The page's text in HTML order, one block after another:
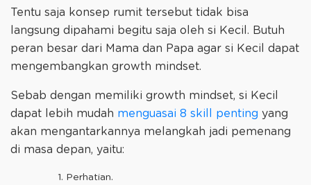
Tentu saja konsep rumit tersebut tidak bisa
langsung dipahami begitu saja oleh si Kecil. Butuh
peran besar dari Mama dan Papa agar si Kecil dapat
mengembangkan growth mindset.
Sebab dengan memiliki growth mindset, si Kecil
dapat lebih mudah menguasai 8 skill penting yang
akan mengantarkannya melangkah jadi pemenang
di masa depan, yaitu:
Perhatian.